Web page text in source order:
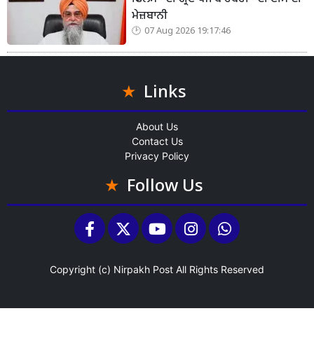
ਮੇਜ਼ਬਾਨੀ
07 Aug 2026 19:17:46
Links
About Us
Contact Us
Privacy Policy
Follow Us
Copyright (c) Nirpakh Post All Rights Reserved